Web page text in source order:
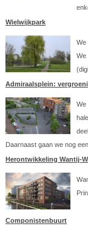
Wielwijkpark
We
We
Admiraalsplein:
We
Daarnaast gaan we nog
Herontwikkeling Wantij-
Componistenbuurt